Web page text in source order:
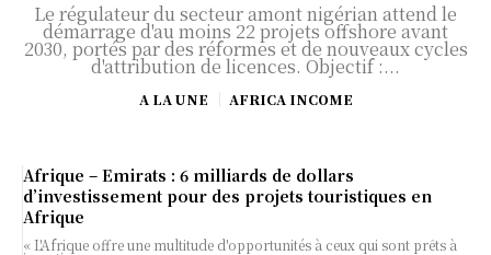
Le régulateur du secteur amont nigérian attend le
démarrage d'au moins 22 projets offshore avant
2030, portés par des réformes et de nouveaux cycles
d'attribution de licences. Objectif :...
A LA UNE AFRICA INCOME
Afrique – Emirats : 6 milliards de dollars
d’investissement pour des projets touristiques en
Afrique
« L'Afrique offre une multitude d'opportunités à ceux qui sont prêts à